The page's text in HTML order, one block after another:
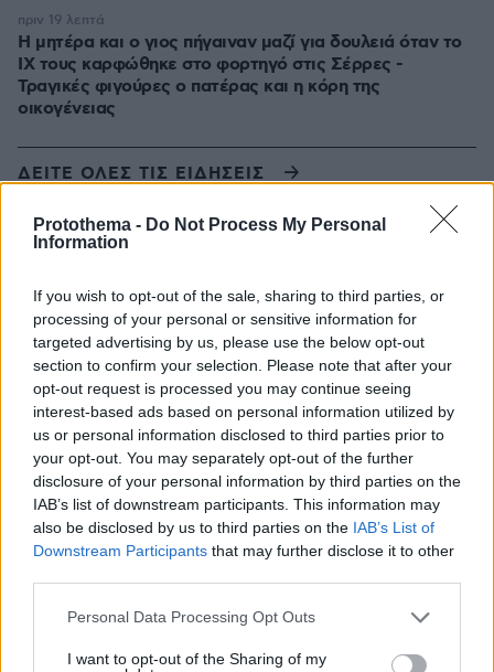
Protothema - Do Not Process My Personal
Information
If you wish to opt-out of the sale, sharing to third parties, or
processing of your personal or sensitive information for
targeted advertising by us, please use the below opt-out
section to confirm your selection. Please note that after your
opt-out request is processed you may continue seeing
interest-based ads based on personal information utilized by
us or personal information disclosed to third parties prior to
your opt-out. You may separately opt-out of the further
disclosure of your personal information by third parties on the
IAB’s list of downstream participants. This information may
also be disclosed by us to third parties on the IAB’s List of
Downstream Participants that may further disclose it to other
Please note that this website/app uses one or more Google
not limited to your visit or usage behaviour. You may click to
Personal Data Processing Opt Outs
I want to opt-out of the Sharing of my
Η μητέρα και ο γιος πήγαιναν μαζί για δουλειά όταν το
ΙΧ τους καρφώθηκε στο φορτηγό στις Σέρρες -
Τραγικές φιγούρες ο πατέρας και η κόρη της
οικογένειας
πριν 19 λεπτά
ΔΕΙΤΕ ΟΛΕΣ ΤΙΣ ΕΙΔΗΣΕΙΣ